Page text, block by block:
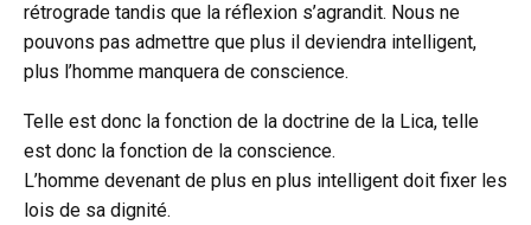
rétrograde tandis que la réflexion s’agrandit. Nous ne
pouvons pas admettre que plus il deviendra intelligent,
plus l’homme manquera de conscience.
Telle est donc la fonction de la doctrine de la Lica, telle
est donc la fonction de la conscience.
L’homme devenant de plus en plus intelligent doit fixer les
lois de sa dignité.